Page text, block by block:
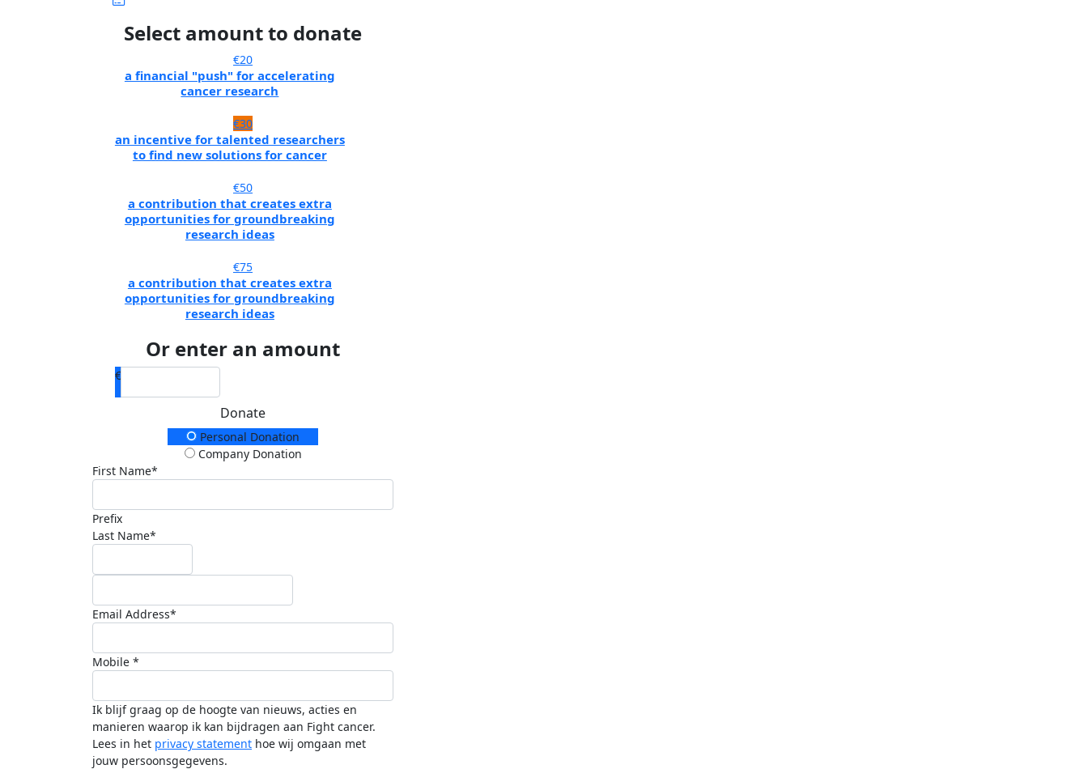
Select amount to donate
€20
a financial "push" for accelerating
cancer research
€30
an incentive for talented researchers
to find new solutions for cancer
€50
a contribution that creates extra
opportunities for groundbreaking
research ideas
€75
a contribution that creates extra
opportunities for groundbreaking
research ideas
Or enter an amount
€
Donate
Donation TypePersonal Donation
Company Donation
First Name*
Prefix
Last Name*
Email Address*
Mobile *
Ik blijf graag op de hoogte van nieuws, acties en
manieren waarop ik kan bijdragen aan Fight cancer.
Lees in het privacy statement hoe wij omgaan met
jouw persoonsgegevens.